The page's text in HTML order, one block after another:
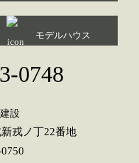
モデルハウス
0748
設
戎ノ丁22番地